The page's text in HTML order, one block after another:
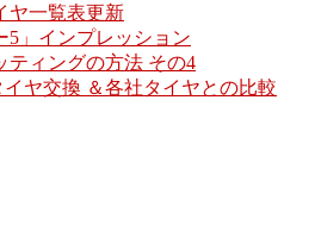
ヤ一覧表更新
5」インプレッション
ティングの方法 その4
イヤ交換 ＆各社タイヤとの比較